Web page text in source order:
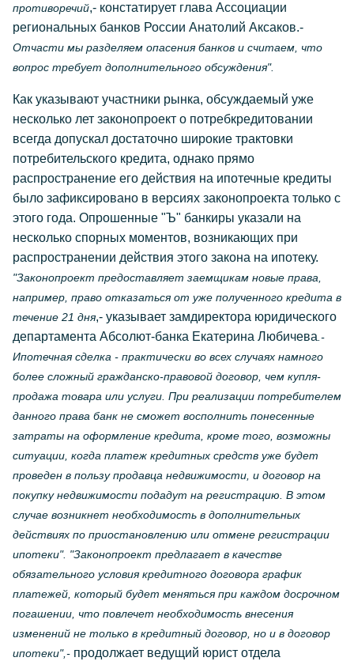
противоречий,- констатирует глава Ассоциации
региональных банков России Анатолий Аксаков.-
Отчасти мы разделяем опасения банков и считаем, что
вопрос требует дополнительного обсуждения".
Как указывают участники рынка, обсуждаемый уже
несколько лет законопроект о потребкредитовании
всегда допускал достаточно широкие трактовки
потребительского кредита, однако прямо
распространение его действия на ипотечные кредиты
было зафиксировано в версиях законопроекта только с
этого года. Опрошенные "Ъ" банкиры указали на
несколько спорных моментов, возникающих при
распространении действия этого закона на ипотеку.
"Законопроект предоставляет заемщикам новые права,
например, право отказаться от уже полученного кредита в
течение 21 дня,- указывает замдиректора юридического
департамента Абсолют-банка Екатерина Любичева .-
Ипотечная сделка - практически во всех случаях намного
более сложный гражданско-правовой договор, чем купля-
продажа товара или услуги. При реализации потребителем
данного права банк не сможет восполнить понесенные
затраты на оформление кредита, кроме того, возможны
ситуации, когда платеж кредитных средств уже будет
проведен в пользу продавца недвижимости, и договор на
покупку недвижимости подадут на регистрацию. В этом
случае возникнет необходимость в дополнительных
действиях по приостановлению или отмене регистрации
ипотеки". "Законопроект предлагает в качестве
обязательного условия кредитного договора график
платежей, который будет меняться при каждом досрочном
погашении, что повлечет необходимость внесения
изменений не только в кредитный договор, но и в договор
ипотеки",- продолжает ведущий юрист отдела